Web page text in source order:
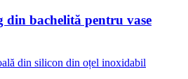
din bachelită pentru vase